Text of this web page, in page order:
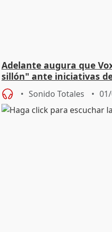
Adelante augura que
sillón" ante iniciativas
Sonido Totales